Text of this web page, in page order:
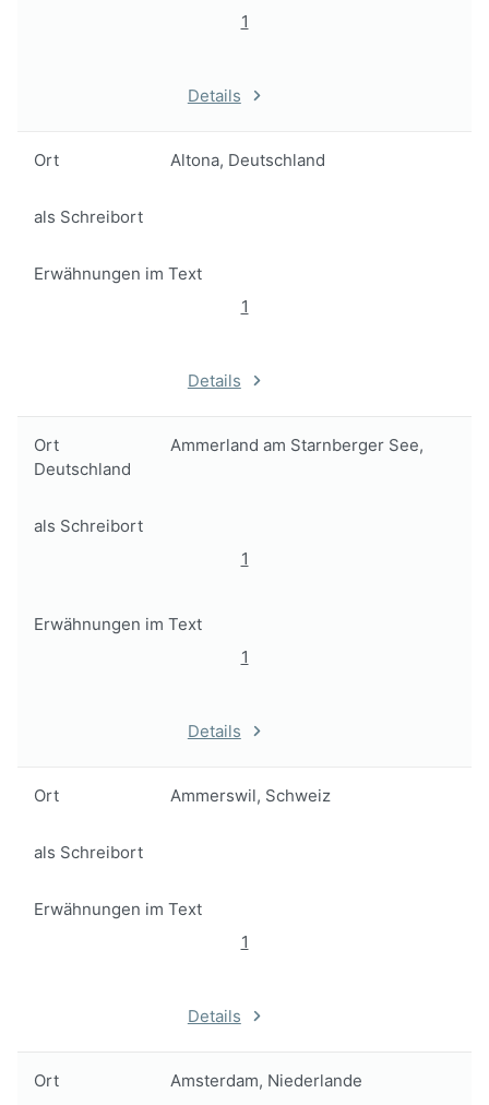
1
Details
Ort Altona, Deutschland
als Schreibort
Erwähnungen im Text
1
Details
Ort
Ammerland am Starnberger See,
Deutschland
als Schreibort
1
Erwähnungen im Text
1
Details
Ort Ammerswil, Schweiz
als Schreibort
Erwähnungen im Text
1
Details
Ort Amsterdam, Niederlande